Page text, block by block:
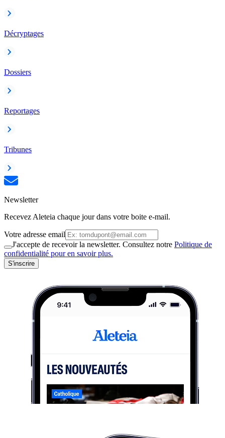
Décryptages
Dossiers
Reportages
Tribunes
Newsletter
Recevez Aleteia chaque jour dans votre boite e-mail.
Votre adresse email
J'accepte de recevoir la newsletter. Consultez notre Politique de
confidentialité pour en savoir plus.
S'inscrire